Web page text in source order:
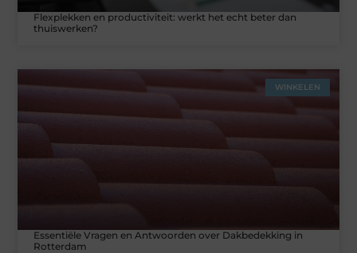
Flexplekken en productiviteit: werkt het echt beter dan
thuiswerken?
WINKELEN
Essentiële Vragen en Antwoorden over Dakbedekking in
Rotterdam